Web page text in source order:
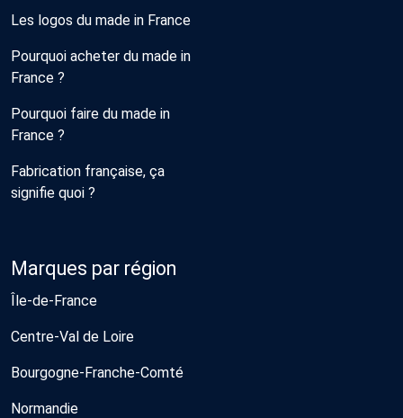
Les logos du made in France
Pourquoi acheter du made in
France ?
Pourquoi faire du made in
France ?
Fabrication française, ça
signifie quoi ?
Marques par région
Île-de-France
Centre-Val de Loire
Bourgogne-Franche-Comté
Normandie